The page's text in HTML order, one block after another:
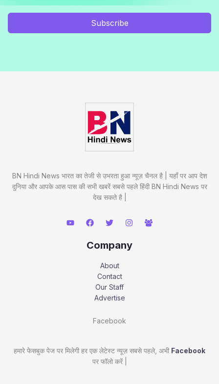
Subscribe
BN Hindi News भारत का तेजी से उभरता हुआ न्यूज़ चैनल है | यहाँ पर आप देश
दुनिया और आपके आस पास की सभी खबरें सबसे पहले हिंदी BN Hindi News पर
देख सकते है |
Company
About
Contact
Our Staff
Advertise
Facebook
हमारे फेसबुक पेज पर मिलेगी हर एक लेटेस्ट न्यूज़ सबसे पहले, अभी Facebook
पर फॉलो करें |